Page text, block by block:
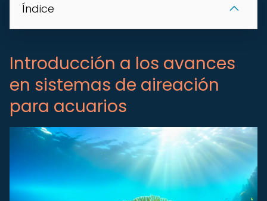
Índice
Introducción a los avances
en sistemas de aireación
para acuarios